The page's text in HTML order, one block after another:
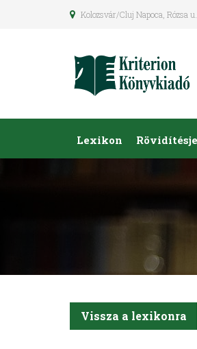
Kolozsvár/Cluj Napoca, Rózsa
Lexikon
Vissza a lexikonra